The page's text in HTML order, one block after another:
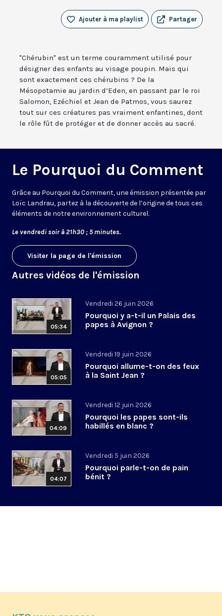
Partager
Ajouter à ma playlist
"Chérubin" est un terme couramment utilisé pour
désigner des enfants au visage poupin. Mais qui
sont exactement ces chérubins ? De la
Mésopotamie au jardin d’Eden, en passant par le roi
Salomon, Ezéchiel et Jean de Patmos, vous saurez
tout sur ces créatures pas vraiment enfantines, dont
le rôle fût de protéger et de donner accès au sacré.
Le Pourquoi du Comment
Grâce au Pourquoi du Comment, une émission présentée par
Loïc Landrau, partez à la découverte de l’origine de tous ces
éléments de notre environnement culturel.
Le vendredi soir à 21h30 ; 5 minutes.
Visiter la page de l'émission
Autres vidéos de l'émission
05:34
Vendredi 26 juin 2026
Pourquoi y a-t-il un Palais des
papes à Avignon ?
05:05
Vendredi 19 juin 2026
Pourquoi allume-t-on des feux
à la Saint Jean ?
04:09
Vendredi 12 juin 2026
Pourquoi les papes sont-ils
habillés en blanc ?
04:07
Vendredi 5 juin 2026
Pourquoi parle-t-on de pain
bénit ?